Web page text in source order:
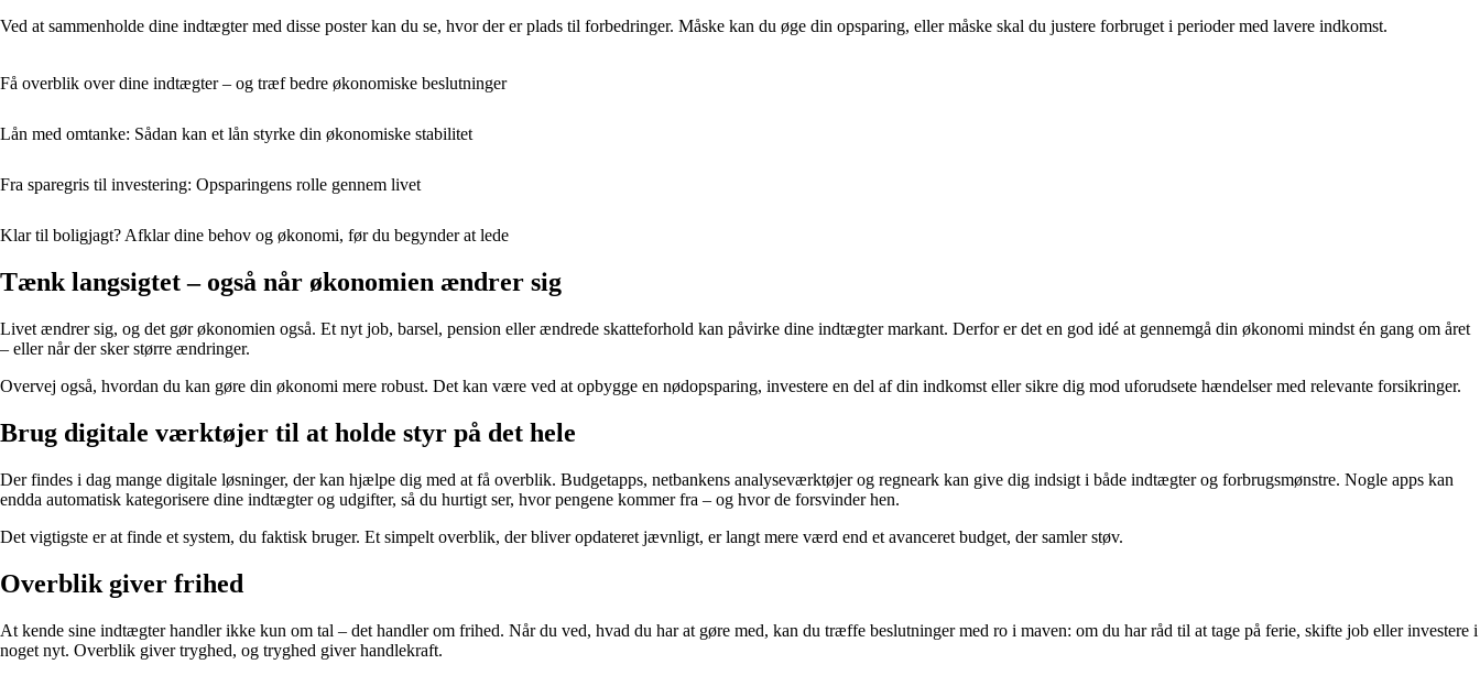
Ved at sammenholde dine indtægter med disse poster kan du se, hvor der er plads til forbedringer. Måske kan du øge din opsparing, eller måske skal du justere forbruget i perioder med lavere indkomst.
Få overblik over dine indtægter – og træf bedre økonomiske beslutninger
Lån med omtanke: Sådan kan et lån styrke din økonomiske stabilitet
Fra sparegris til investering: Opsparingens rolle gennem livet
Klar til boligjagt? Afklar dine behov og økonomi, før du begynder at lede
Tænk langsigtet – også når økonomien ændrer sig
Livet ændrer sig, og det gør økonomien også. Et nyt job, barsel, pension eller ændrede skatteforhold kan påvirke dine indtægter markant. Derfor er det en god idé at gennemgå din økonomi mindst én gang om året
– eller når der sker større ændringer.
Overvej også, hvordan du kan gøre din økonomi mere robust. Det kan være ved at opbygge en nødopsparing, investere en del af din indkomst eller sikre dig mod uforudsete hændelser med relevante forsikringer.
Brug digitale værktøjer til at holde styr på det hele
Der findes i dag mange digitale løsninger, der kan hjælpe dig med at få overblik. Budgetapps, netbankens analyseværktøjer og regneark kan give dig indsigt i både indtægter og forbrugsmønstre. Nogle apps kan
endda automatisk kategorisere dine indtægter og udgifter, så du hurtigt ser, hvor pengene kommer fra – og hvor de forsvinder hen.
Det vigtigste er at finde et system, du faktisk bruger. Et simpelt overblik, der bliver opdateret jævnligt, er langt mere værd end et avanceret budget, der samler støv.
Overblik giver frihed
At kende sine indtægter handler ikke kun om tal – det handler om frihed. Når du ved, hvad du har at gøre med, kan du træffe beslutninger med ro i maven: om du har råd til at tage på ferie, skifte job eller investere i
noget nyt. Overblik giver tryghed, og tryghed giver handlekraft.